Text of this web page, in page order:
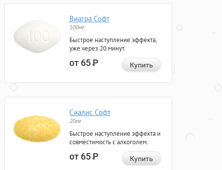
Виагра Софт
100мг
Быстрое наступление эффекта,
уже через 20 минут.
от 65Р Купить
Сиалис Софт
20мг
Быстрое наступление эффекта и
совместимость с алкоголем.
от 65Р Купить